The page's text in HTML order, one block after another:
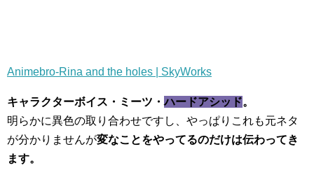
Animebro-Rina and the holes | SkyWorks
キャラクターボイス・ミーツ・ハードアシッド。
明らかに異色の取り合わせですし、やっぱりこれも元ネタ
が分かりませんが変なことをやってるのだけは伝わってき
ます。